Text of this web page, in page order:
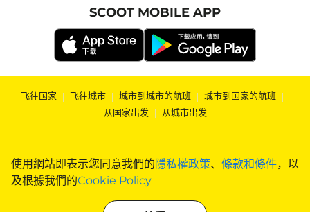
使用網站即表示您同意我們的隱私權政策、 條款和條件，以
及根據我們的Cookie Policy
SCOOT MOBILE APP
飞往国家 | 飞往城市 | 城市到城市的航班 | 城市到国家的航班 |
从国家出发 | 从城市出发